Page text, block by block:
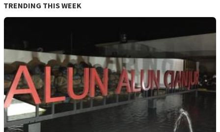
TRENDING THIS WEEK